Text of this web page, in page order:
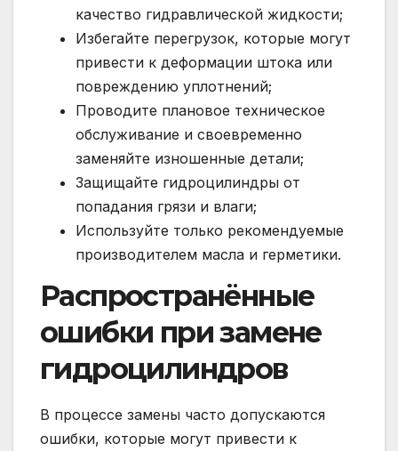
качество гидравлической жидкости;
Избегайте перегрузок, которые могут
привести к деформации штока или
повреждению уплотнений;
Проводите плановое техническое
обслуживание и своевременно
заменяйте изношенные детали;
Защищайте гидроцилиндры от
попадания грязи и влаги;
Используйте только рекомендуемые
производителем масла и герметики.
Распространённые
ошибки при замене
гидроцилиндров
В процессе замены часто допускаются
ошибки, которые могут привести к